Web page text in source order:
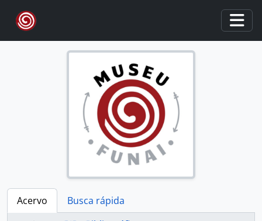
Skip to main content
Acervo
Busca rápida